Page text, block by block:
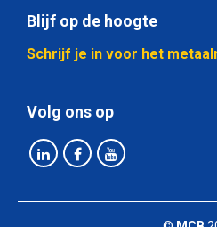
Blijf op de hoogte
Schrijf je in voor het
Volg ons op